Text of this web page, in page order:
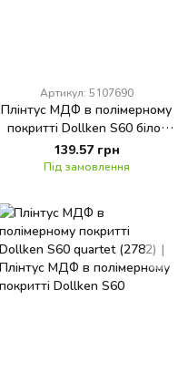
Артикул: 5107690
Плінтус МДФ в полімерному
покритті Dollken S60 біло-
сірий (1145 (1248))
139.57 грн
Під замовлення